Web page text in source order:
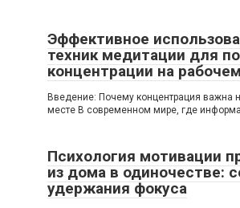
Эффективное
техник медитации для
концентрации на
Введение: Почему концентрация важна
месте В современном мире, где
Психология мотивации
из дома в одиночестве:
удержания фокуса